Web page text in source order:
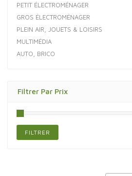
PETIT ÉLECTROMÉNAGER
GROS ÉLECTROMÉNAGER
PLEIN AIR, JOUETS & LOISIRS
MULTIMÉDIA
AUTO, BRICO
Filtrer Par Prix
FILTRER